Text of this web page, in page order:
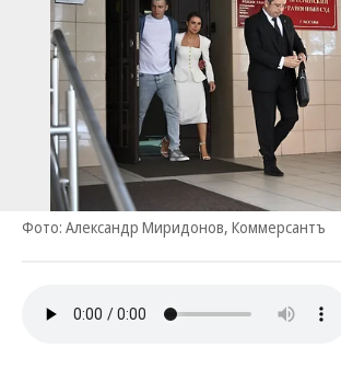
Фото: Александр Миридонов, Коммерсантъ